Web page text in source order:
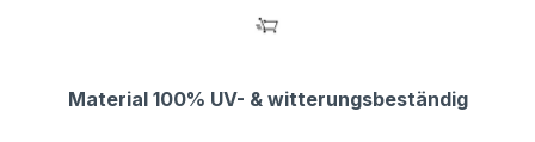
Material 100% UV- & witterungsbeständig